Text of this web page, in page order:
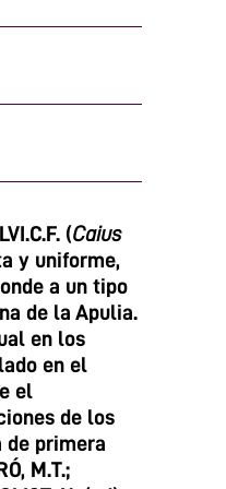
(Caius
y uniforme,
a un tipo
de la Apulia.
en los
en el
el
de los
de primera
M.T.;